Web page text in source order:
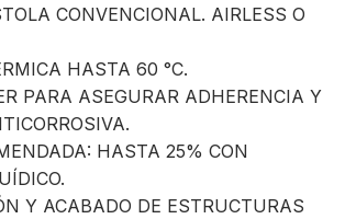
CONVENCIONAL. AIRLESS O
HASTA 60 °C.
PARA ASEGURAR ADHERENCIA Y
HASTA 25% CON
Y ACABADO DE ESTRUCTURAS